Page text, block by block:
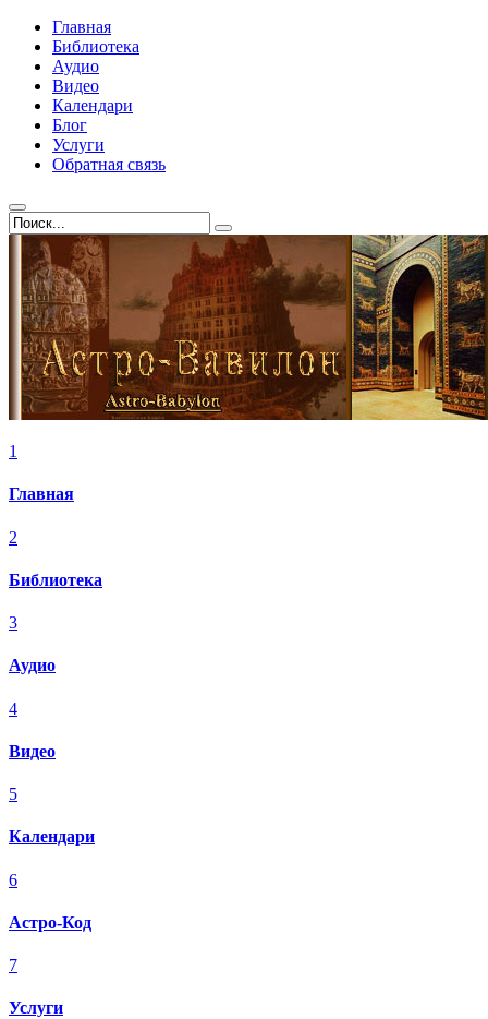
Главная
Библиотека
Аудио
Видео
Календари
Блог
Услуги
Обратная связь
1
Главная
2
Библиотека
3
Аудио
4
Видео
5
Календари
6
Астро-Код
7
Услуги